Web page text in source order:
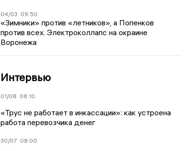
04/03 09:50
«Зимники» против «летников», а Попенков
против всех. Электроколлапс на окраине
Воронежа
Интервью
01/08 08:10
«Трус не работает в инкассации»: как устроена
работа перевозчика денег
30/07 08:00